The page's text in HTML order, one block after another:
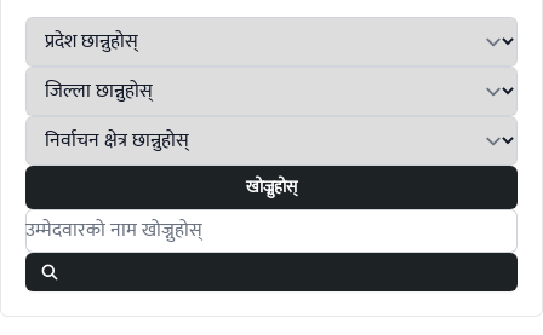
खोज्नुहोस्
Search candidates